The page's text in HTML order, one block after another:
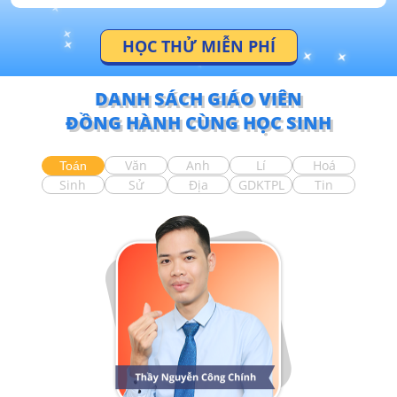
HỌC THỬ MIỄN PHÍ
DANH SÁCH GIÁO VIÊN
ĐỒNG HÀNH CÙNG HỌC SINH
Toán Văn Anh Lí
Hoá
Sinh
Sử Địa GDKTPL Tin